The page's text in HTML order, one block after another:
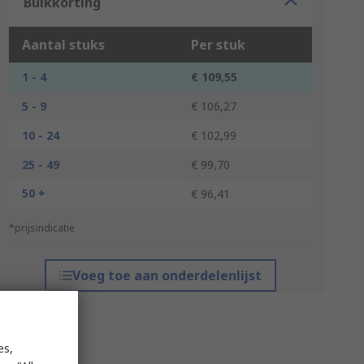
Aantal stuks Per stuk
1 - 4
€ 109,55
5 - 9
€ 106,27
10 - 24
€ 102,99
25 - 49
€ 99,70
50 +
€ 96,41
*prijsindicatie
Voeg toe aan onderdelenlijst